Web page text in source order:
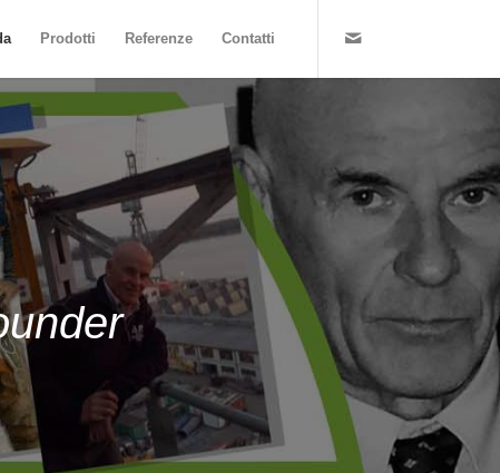
Prodotti Referenze Contatti